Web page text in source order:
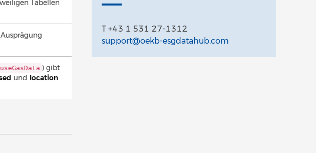
Tabellen
) gibt
und location
T +43 1 531 27-1312
support@oekb-esgdatahub.com